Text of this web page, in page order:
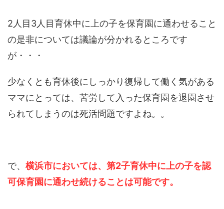
2人目3人目育休中に上の子を保育園に通わせること
の是非については議論が分かれるところです
が・・・
少なくとも育休後にしっかり復帰して働く気がある
ママにとっては、苦労して入った保育園を退園させ
られてしまうのは死活問題ですよね。。
で、 横浜市においては、第2子育休中に上の子を認
可保育園に通わせ続けることは可能です。